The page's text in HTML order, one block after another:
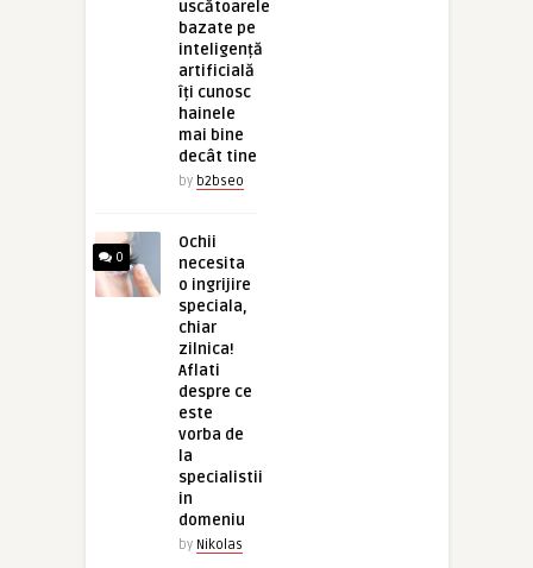
uscătoarele
bazate pe
inteligență
artificială
îți cunosc
hainele
mai bine
decât tine
by b2bseo
0
Ochii
necesita
o ingrijire
speciala,
chiar
zilnica!
Aflati
despre ce
este
vorba de
la
specialistii
in
domeniu
by Nikolas